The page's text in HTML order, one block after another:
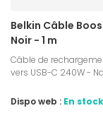
Belkin Câble
Noir - 1 m
Câble de
vers USB-C 240W -
Dispo web : En stock